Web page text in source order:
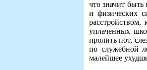
что значит
и физических
уплаченных
пролить пот,
по служебной
малейшее